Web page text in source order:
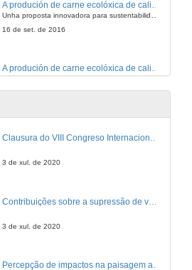
Unha proposta innovadora para sustentabilidade rural
16 de set. de 2016
A produción de carne ecolóxica de calidade nos montes comunais de alta montaña
16 de set. de 2016
Intervención de Xavier Simón
Rolda de Preguntas
Clausura do VIII Congreso Internacional de Agroecoloxía
3 de xul. de 2020
3 de xul. de 2020
Percepção de impactos na paisagem acerca da implantação de parques eólicos em Caetés – Pernambuco no nordeste brasileiro